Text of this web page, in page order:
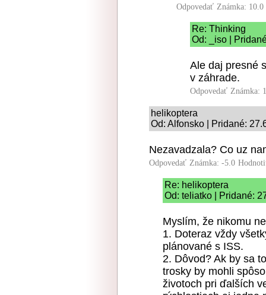
Odpovedať Známka: 10.0
Re: Thinking
Od: _iso |
Ale daj presné
v záhrade.
Odpovedať Známka:
helikoptera
Od: Alfonsko | Pridané:
Nezavadzala? Co uz
Odpovedať Známka: -5.0
Re: helikoptera
Od: teliatko | Pridané:
Myslím, že nikomu
1. Doteraz vždy
plánované s ISS.
2. Dôvod? Ak by sa
trosky by mohli
životoch pri ďalších